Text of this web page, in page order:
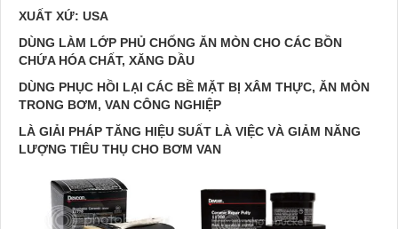
XUẤT XỨ: USA
DÙNG LÀM LỚP PHỦ CHỐNG ĂN MÒN CHO CÁC BỒN
CHỨA HÓA CHẤT, XĂNG DẦU
DÙNG PHỤC HỒI LẠI CÁC BỀ MẶT BỊ XÂM THỰC, ĂN MÒN
TRONG BƠM, VAN CÔNG NGHIỆP
LÀ GIẢI PHÁP TĂNG HIỆU SUẤT LÀ VIỆC VÀ GIẢM NĂNG
LƯỢNG TIÊU THỤ CHO BƠM VAN